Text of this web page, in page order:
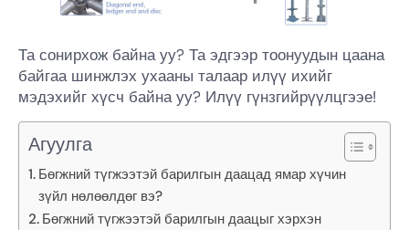
Та сонирхож байна уу? Та эдгээр тоонуудын цаана
байгаа шинжлэх ухааны талаар илүү ихийг
мэдэхийг хүсч байна уу? Илүү гүнзгийрүүлцгээе!
Агуулга
Бөгжний түгжээтэй барилгын даацад ямар хүчин
зүйл нөлөөлдөг вэ?
Бөгжний түгжээтэй барилгын даацыг хэрхэн